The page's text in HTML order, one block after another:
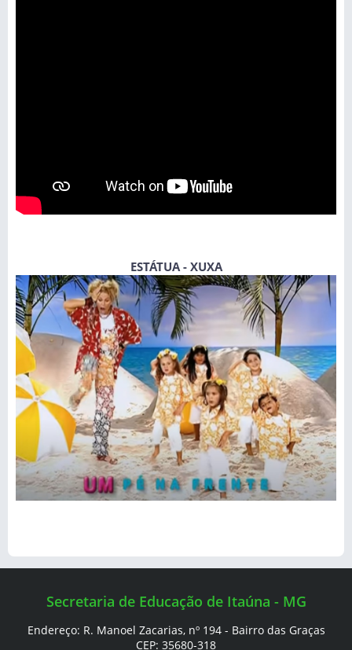
ESTÁTUA - XUXA
Secretaria de Educação de Itaúna - MG
Endereço: R. Manoel Zacarias, nº 194 - Bairro das Graças
CEP: 35680-318